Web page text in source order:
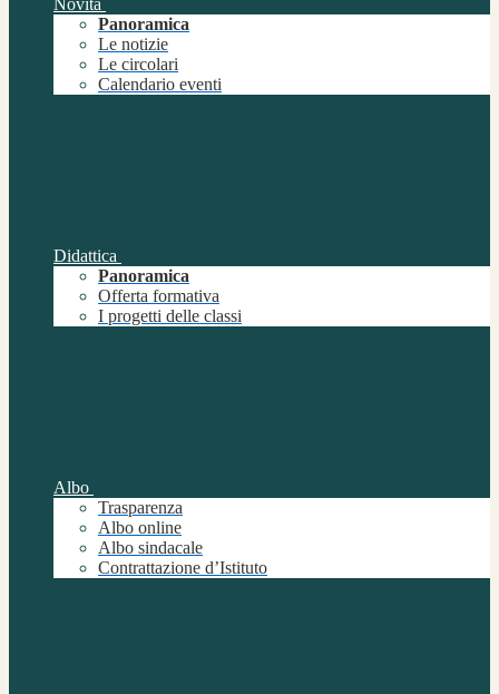
Novità
Panoramica
Le notizie
Le circolari
Calendario eventi
Didattica
Panoramica
Offerta formativa
I progetti delle classi
Albo
Trasparenza
Albo online
Albo sindacale
Contrattazione d’Istituto